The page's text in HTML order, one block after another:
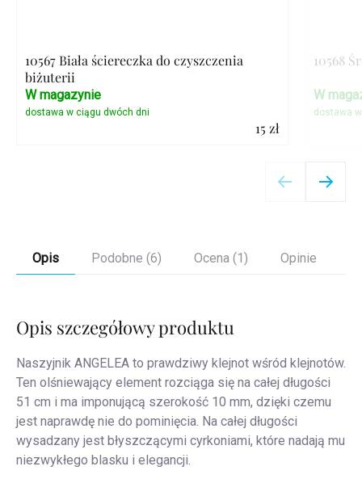
10567 Biała ściereczka do czyszczenia
biżuterii
15 zł
W magazynie
10568
W
Opis Podobne (6) Ocena (1) Opinie
Opis szczegółowy produktu
Naszyjnik ANGELEA to prawdziwy klejnot wśród klejnotów.
Ten olśniewający element rozciąga się na całej długości
51 cm i ma imponującą szerokość 10 mm, dzięki czemu
jest naprawdę nie do pominięcia. Na całej długości
wysadzany jest błyszczącymi cyrkoniami, które nadają mu
niezwykłego blasku i elegancji.